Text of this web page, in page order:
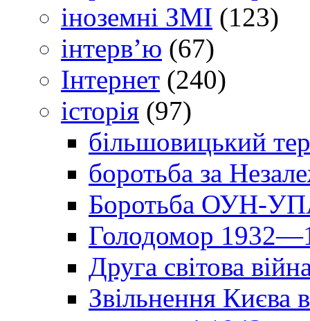
іноземні ЗМІ (123)
інтерв’ю (67)
Інтернет (240)
історія (97)
більшовицький
боротьба за
Боротьба ОУН-УПА
Голодомор
Друга світова
Звільнення Києва